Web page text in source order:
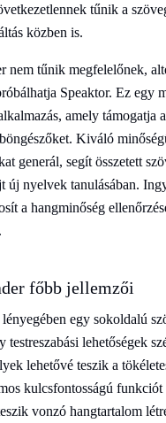
tűnik a
közben is.
nem tűnik megfelelőnek,
Speaktor. Ez egy
amely támogatja
Kiváló
generál, segít összetett
új nyelvek tanulásában.
a hangminőség
főbb jellemzői
egy sokoldalú
testreszabási lehetőségek
lehetővé teszik a
kulcsfontosságú
vonzó hangtartalom